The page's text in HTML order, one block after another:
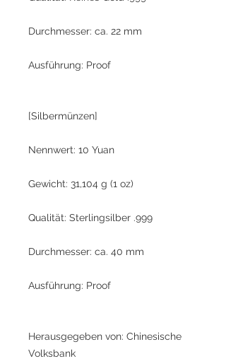
Durchmesser: ca. 22 mm
Ausführung: Proof
[Silbermünzen]
Nennwert: 10 Yuan
Gewicht: 31,104 g (1 oz)
Qualität: Sterlingsilber .999
Durchmesser: ca. 40 mm
Ausführung: Proof
Herausgegeben von: Chinesische
Volksbank